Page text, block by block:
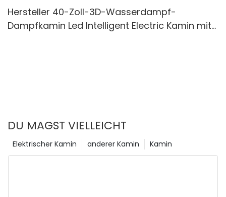
Hersteller 40-Zoll-3D-Wasserdampf-
Dampfkamin Led Intelligent Electric Kamin mit
DU MAGST VIELLEICHT
Kamin
anderer Kamin
Elektrischer Kamin